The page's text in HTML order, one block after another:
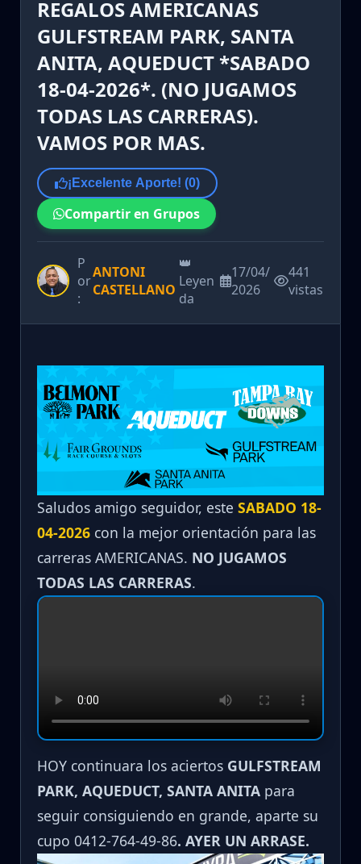
REGALOS AMERICANAS
GULFSTREAM PARK, SANTA
ANITA, AQUEDUCT *SABADO
18-04-2026*. (NO JUGAMOS
TODAS LAS CARRERAS).
VAMOS POR MAS.
¡Excelente Aporte! (0)
Compartir en Grupos
P
or
:
ANTONI
CASTELLANO
👑
Leyen
da
17/04/
2026
441
vistas
Saludos amigo seguidor, este SABADO 18-
04-2026 con la mejor orientación para las
carreras AMERICANAS. NO JUGAMOS
TODAS LAS CARRERAS.
HOY continuara los aciertos GULFSTREAM
PARK, AQUEDUCT, SANTA ANITA para
seguir consiguiendo en grande, aparte su
cupo 0412-764-49-86. AYER UN ARRASE.